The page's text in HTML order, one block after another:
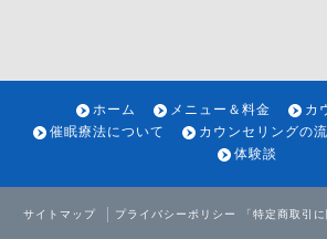
ホーム メニュー＆料金
カ
催眠療法について
カウンセリングの
体験談
サイトマップ プライバシーポリシー 「特定商取引